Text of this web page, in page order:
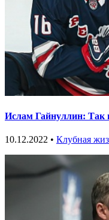
Ислам Гайнуллин: Так
10.12.2022 • Клубная